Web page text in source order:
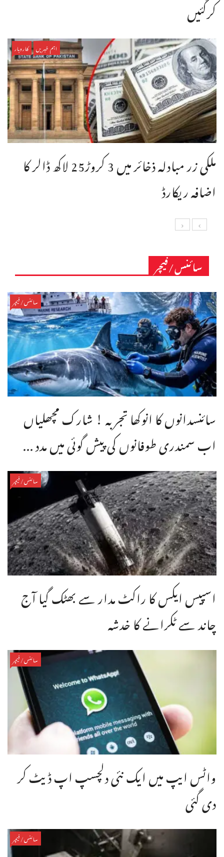
کرگئیں
اہم خبریں کاروبار
ملکی زر مبادلہ ذخائر میں 3 کروڑ25 لاکھ ڈالر کا
اضافہ ریکارڈ
سائنس/فیچر
سائنس/فیچر
سائنسدانوں کا انوکھا تجربہ ! شارک مچھلیاں
اب سمندری طوفانوں کی پیش گوئی میں مدد ...
سائنس/فیچر
اسپیس ایکس کا راکٹ مدار سے بھٹک گیا آج
چاند سے ٹکرانے کا خدشہ
سائنس/فیچر
واٹس ایپ میں ایک نئی دلچسپ اپ ڈیٹ کر
دی گئی
سائنس/فیچر